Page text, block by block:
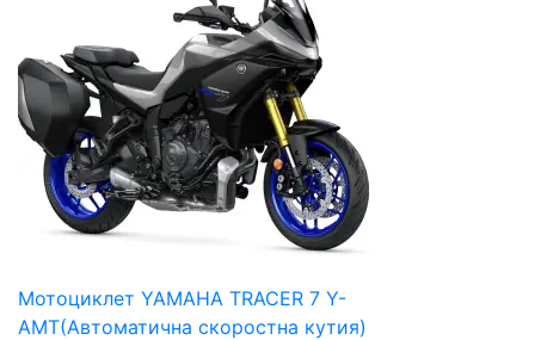
Мотоциклет YAMAHA TRACER 7 Y-
AMT(Автоматична скоростна кутия)